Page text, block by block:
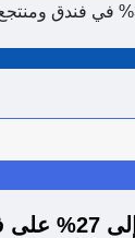
استمتع بخصم 31% في
خصم يصل